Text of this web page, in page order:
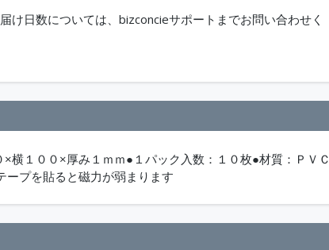
日数については、bizconcieサポートまでお問い合わせく
横１００×厚み１ｍｍ●１パック入数：１０枚●材質：ＰＶＣ
ープを貼ると磁力が弱まります